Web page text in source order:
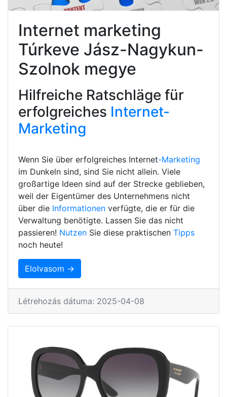
Internet marketing
Túrkeve Jász-Nagykun-
Szolnok megye
Hilfreiche Ratschläge für
erfolgreiches Internet-
Marketing
Wenn Sie über erfolgreiches Internet-Marketing
im Dunkeln sind, sind Sie nicht allein. Viele
großartige Ideen sind auf der Strecke geblieben,
weil der Eigentümer des Unternehmens nicht
über die Informationen verfügte, die er für die
Verwaltung benötigte. Lassen Sie das nicht
passieren! Nutzen Sie diese praktischen Tipps
noch heute!
Elolvasom →
Létrehozás dátuma: 2025-04-08